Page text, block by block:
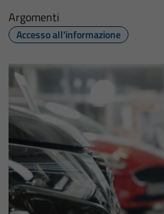
Argomenti
Accesso all'informazione